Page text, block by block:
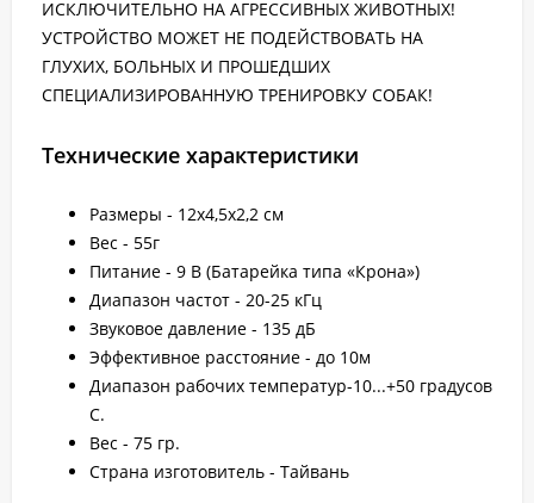
ИСКЛЮЧИТЕЛЬНО НА АГРЕССИВНЫХ ЖИВОТНЫХ!
УСТРОЙСТВО МОЖЕТ НЕ ПОДЕЙСТВОВАТЬ НА
ГЛУХИХ, БОЛЬНЫХ И ПРОШЕДШИХ
СПЕЦИАЛИЗИРОВАННУЮ ТРЕНИРОВКУ СОБАК!
Технические характеристики
Размеры - 12х4,5х2,2 см
Вес - 55г
Питание - 9 В (Батарейка типа «Крона»)
Диапазон частот - 20-25 кГц
Звуковое давление - 135 дБ
Эффективное расстояние - до 10м
Диапазон рабочих температур-10...+50 градусов
С.
Вес - 75 гр.
Страна изготовитель - Тайвань